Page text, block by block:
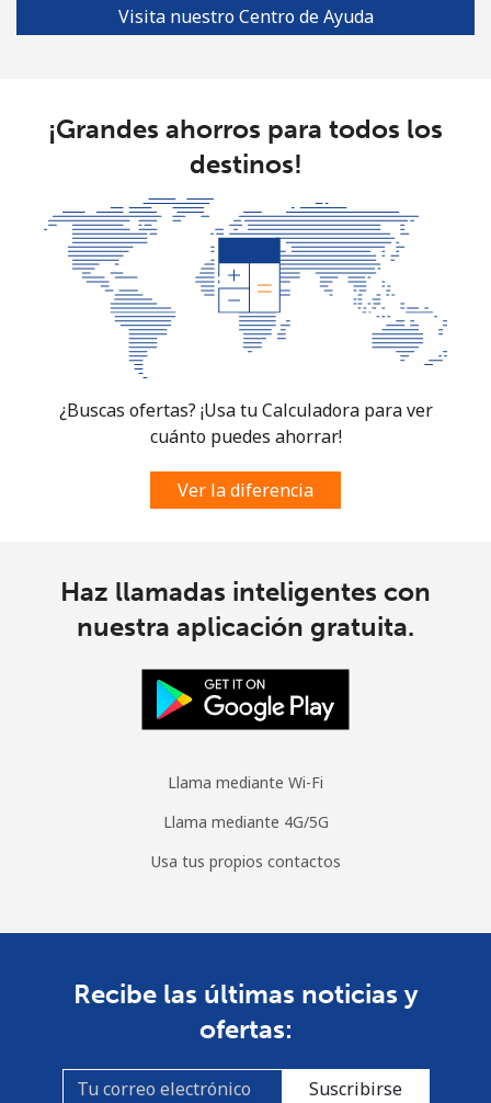
Visita nuestro Centro de Ayuda
¡Grandes ahorros para todos los
destinos!
¿Buscas ofertas? ¡Usa tu Calculadora para ver
cuánto puedes ahorrar!
Ver la diferencia
Haz llamadas inteligentes con
nuestra aplicación gratuita.
Llama mediante Wi-Fi
Llama mediante 4G/5G
Usa tus propios contactos
Recibe las últimas noticias y
ofertas:
Suscribirse